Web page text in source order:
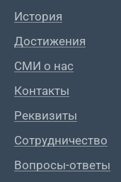
История
Достижения
СМИ о нас
Контакты
Реквизиты
Сотрудничество
Вопросы-ответы